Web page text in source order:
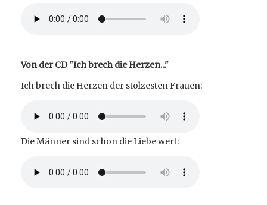
Von der CD "Ich brech die Herzen..."
Ich brech die Herzen der stolzesten Frauen:
Die Männer sind schon die Liebe wert: